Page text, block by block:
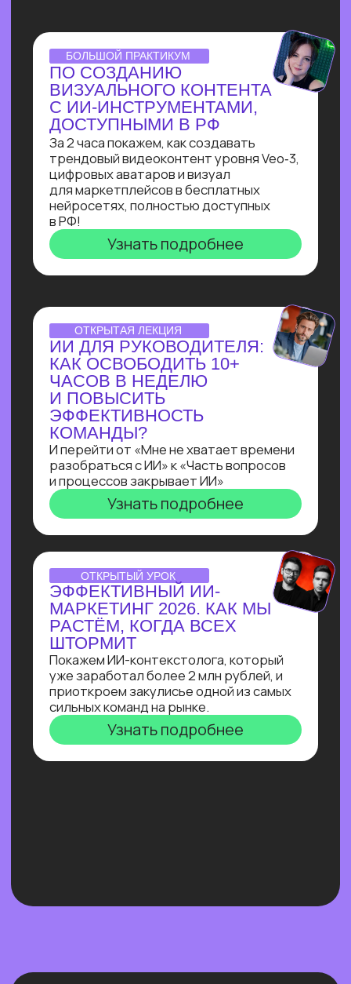
ПРАКТИКУМ
ПО ЧАТ-БОТАМ:КАК
НАЧАТЬ ЗАРАБАТЫВАТЬ
НА БОТАХ В ЭПОХУ
БЛОКИРОВОК
В прямом эфире технический директор
разберет процесс выполнения заказа:
от получения ТЗ
до сборки. И поделится, как новичку
создавать востребованные решения
для бизнеса, за которые готовы
платить от 100 000 рублей!
Узнать подробнее
ОNLINE-ПРАКТИКУМ
КАК СОБРАТЬ
ИНТЕРНЕТ МАГАЗИН
В БОТЕ ЗА 40 МИН.
С ПОМОЩЬЮ ИИ
В прямом эфире технический директор
Зерокодер за 40 минут соберет ИИ-
бота для заказов цветов без кода и
расскажет, сколько за это платят!
Узнать подробнее
ОНЛАЙН-ИНТЕНСИВ
СОЗДАЙ БОТА-
С НУЛЯ!
Всего за три урока ты выполнишь
реальный заказ с биржи: соберёшь
полноценного бота-нутрициолога
с ИИI-ассистентом
на Salebot и поймешь, можешь ли
ты зарабатывать на разработке чат-
ботов от 100 т.р.
Узнать подробнее
инструментов!